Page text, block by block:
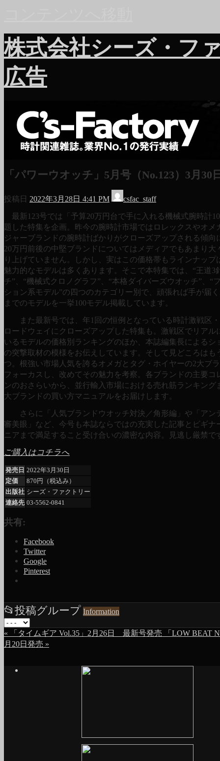
株式会社シーズ・フ
広告
「パワーウオッチ」5月号（No.123）3月30
投稿日 2022年3月28日 4:41 PM
csfac_staff
最新123号では「予算20万円台で手に入れる機械式腕時計
題した特集を企画。昨今の腕時計市場ではロレックスやオメ
ジャーブランドの腕時計ばかりがクローズアップされる傾向
20万円前後の中堅ブランドについてはメディアでもあまり大
り上げていません。しかし、実はこの価格帯もラインナップ
魅力的なモデルは多くあります。そこで本特集では、“王道3
チ”、“機械式クロノグラフ”、“本格ダイバーズウオッチ”、“
ション系モデル”の四つのカテゴリー別で、頑張れば手が届
までのモデルを一挙100モデル掲載しています。
また最新号では、年1回の恒例となっている時計激戦区
ロードウェイにクローズアップした特集も。激戦区でリアル
いるモデルの価格別ランキングのほか、本誌編集長によるシ
の突撃取材の模様をお伝えしています。そして見どころはも
つ。根強い市場人気を誇るオメガとタグ・ホイヤーの2大ブ
フォーカスし、改めてその魅力を考察。各ブランドの主要コ
ンのおさらいから、並行輸入市場における売れ筋ランキング
大ブランドの買い方マニュアルをお届けします。
さらに「人気ブランドウオッチ対決／角形編」や「アン
審美眼」など、今号も本誌ならではの充実した記事とビギナ
ニアまで満足すること受け合いの濃密な内容。見逃し厳禁で
ご購入はコチラへ
発売日 2022年3月30日
定価
870円（税込み）
出版社 シーズ・ファクトリー
連絡先 03-5562-0841
共有:
Facebook
Twitter
Google
Pinterest
📂 投稿グループ Information
« 「タイムギア Vol.35」2月26日 最新号発売 「LOW BEAT
月20日発売 »